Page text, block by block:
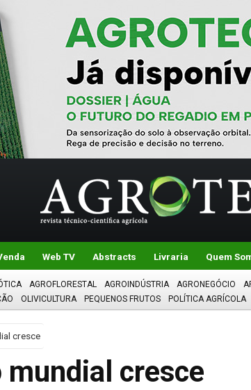
Web TV Abstracts Livraria Quem
AGROFLORESTAL AGROINDÚSTRIA AGRONEGÓCIO
OLIVICULTURA PEQUENOS FRUTOS POLÍTICA AGRÍCOLA
cresce
mundial cresce